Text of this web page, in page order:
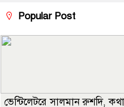
Popular Post
ভেন্টিলেটরে সালমান রুশদি, কথা